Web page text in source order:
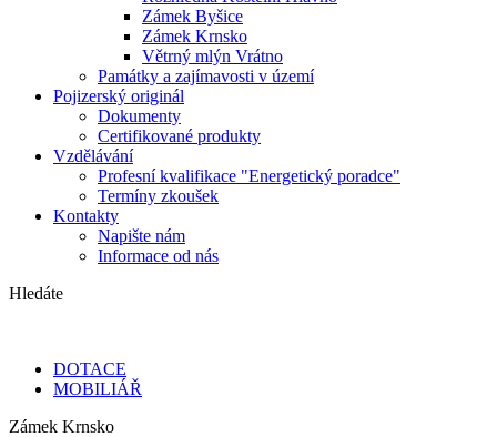
Zámek Byšice
Zámek Krnsko
Větrný mlýn Vrátno
Památky a zajímavosti v území
Pojizerský originál
Dokumenty
Certifikované produkty
Vzdělávání
Profesní kvalifikace "Energetický poradce"
Termíny zkoušek
Kontakty
Napište nám
Informace od nás
Hledáte
DOTACE
MOBILIÁŘ
Zámek Krnsko